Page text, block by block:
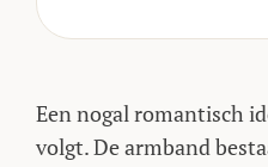
Een nogal romantisch
volgt. De armband